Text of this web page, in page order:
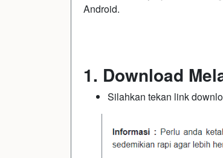
Android.
1. Download
Silahkan tekan link